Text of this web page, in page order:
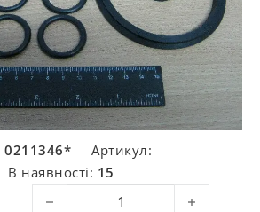
0211346*
Артикул:
В наявності: 15
Р/К ПГУ Краз нов. зразку (вир-во